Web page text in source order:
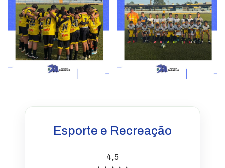
Esporte e Recreação
4,5